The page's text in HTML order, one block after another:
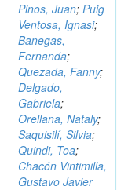
Pinos, Juan; Puig
Ventosa, Ignasi;
Banegas,
Fernanda;
Quezada, Fanny;
Delgado,
Gabriela;
Orellana, Nataly;
Saquisilí, Silvia;
Quindi, Toa;
Chacón Vintimilla,
Gustavo Javier